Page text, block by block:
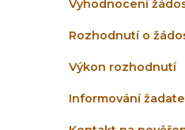
Vyhodnocení
Rozhodnutí o
Výkon rozhodnutí
Informování